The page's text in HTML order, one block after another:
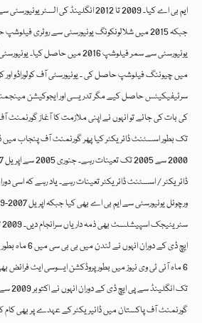
ایم بی اے کیا۔ 2009 تا 2012 انگلینڈ کی
جبکہ 2015 میں شلالونکونگ یونیورسٹی سے روٹری
میں چیوننگ فیلوشپ حاصل کی ۔ یونیورسٹی آف کولوراڈو
سرٹیفیکیٹس حاصل کیے مگر تدریسی اور ایجوکیشن
تک بطور اسسٹنٹ ڈائریکٹر کیا پھر گورنمنٹ آف پنجاب
ایچ ڈی کے دوران